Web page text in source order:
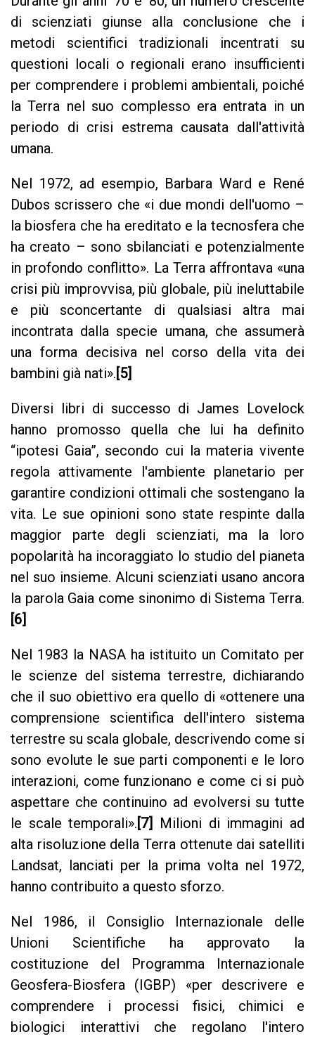
di scienziati giunse alla conclusione che i
metodi scientifici tradizionali incentrati su
questioni locali o regionali erano insufficienti
per comprendere i problemi ambientali, poiché
la Terra nel suo complesso era entrata in un
periodo di crisi estrema causata dall'attività
umana.
Nel 1972, ad esempio, Barbara Ward e René
Dubos scrissero che «i due mondi dell'uomo –
la biosfera che ha ereditato e la tecnosfera che
ha creato – sono sbilanciati e potenzialmente
in profondo conflitto». La Terra affrontava «una
crisi più improvvisa, più globale, più ineluttabile
e più sconcertante di qualsiasi altra mai
incontrata dalla specie umana, che assumerà
una forma decisiva nel corso della vita dei
bambini già nati».[5]
Diversi libri di successo di James Lovelock
hanno promosso quella che lui ha definito
“ipotesi Gaia”, secondo cui la materia vivente
regola attivamente l'ambiente planetario per
garantire condizioni ottimali che sostengano la
vita. Le sue opinioni sono state respinte dalla
maggior parte degli scienziati, ma la loro
popolarità ha incoraggiato lo studio del pianeta
nel suo insieme. Alcuni scienziati usano ancora
la parola Gaia come sinonimo di Sistema Terra.
[6]
Nel 1983 la NASA ha istituito un Comitato per
le scienze del sistema terrestre, dichiarando
che il suo obiettivo era quello di «ottenere una
comprensione scientifica dell'intero sistema
terrestre su scala globale, descrivendo come si
sono evolute le sue parti componenti e le loro
interazioni, come funzionano e come ci si può
aspettare che continuino ad evolversi su tutte
le scale temporali».[7]
Milioni di immagini ad
alta risoluzione della Terra ottenute dai satelliti
Landsat, lanciati per la prima volta nel 1972,
hanno contribuito a questo sforzo.
Nel 1986, il Consiglio Internazionale delle
Unioni Scientifiche ha approvato la
costituzione del Programma Internazionale
Geosfera-Biosfera (IGBP) «per descrivere e
comprendere i processi fisici, chimici e
biologici interattivi che regolano l'intero